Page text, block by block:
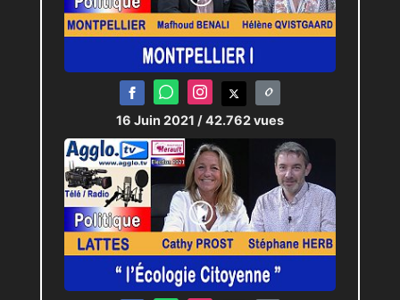
16 Juin 2021 / 42.762 vues